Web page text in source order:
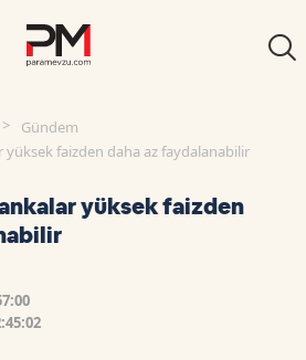
Gündem
yüksek faizden daha az faydalanabilir
yüksek faizden